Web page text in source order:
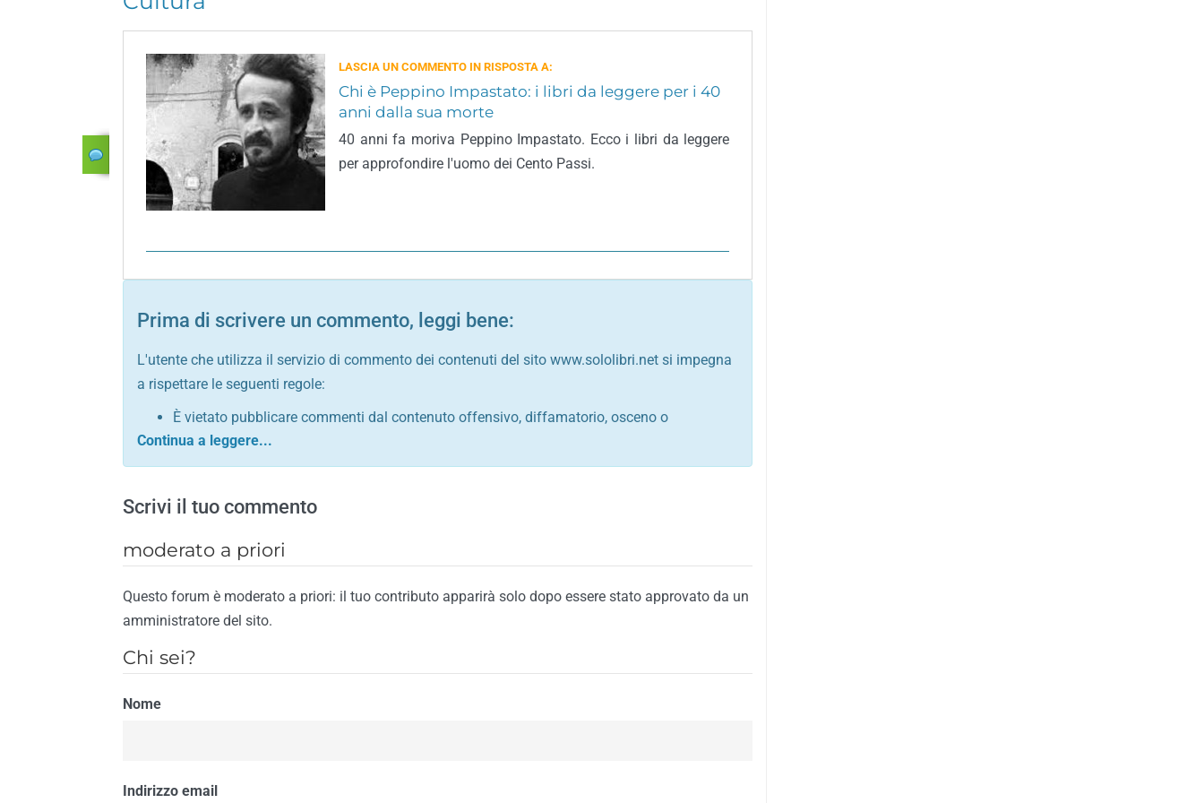
LASCIA UN COMMENTO IN RISPOSTA A:
Chi è Peppino Impastato: i libri da leggere per i 40
anni dalla sua morte
40 anni fa moriva Peppino Impastato. Ecco i libri da leggere
per approfondire l'uomo dei Cento Passi.
Prima di scrivere un commento, leggi bene:
L'utente che utilizza il servizio di commento dei contenuti del sito www.sololibri.net si impegna
a rispettare le seguenti regole:
È vietato pubblicare commenti dal contenuto offensivo, diffamatorio, osceno o
comunque contrario alle leggi dello Stato italiano e di quelle internazionali
Sono vietati commenti in tono sacrilego, sarcastico, denigratorio e sbeffeggiatorio
È vietato pubblicare commenti contrari al rispetto dell'ordine pubblico
È vietato pubblicare commenti lesivi della privacy di qualsiasi cittadino
È vietato pubblicare commenti razzisti nei confronti di qualsiasi razza, popolo, cultura,
religione
È vietato pubblicare commenti contrari al rispetto del buon costume o contenenti
È vietato pubblicare commenti inerenti propaganda politica, di partito o di fazione, che
Il riscontro della violazione anche di una sola delle regole precedenti comporterà la non
Scrivi il tuo commento
moderato a priori
Questo forum è moderato a priori: il tuo contributo apparirà solo dopo essere stato approvato da un
amministratore del sito.
Chi sei?
Nome
Indirizzo email